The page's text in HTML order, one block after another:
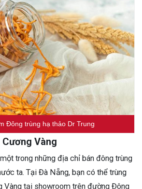
Đông trùng hạ thảo Dr Trung
Vàng
trong những địa chỉ bán đông trùng
ta. Tại Đà Nẵng, bạn có thể trùng
Vàng tại showroom trên đường Đông